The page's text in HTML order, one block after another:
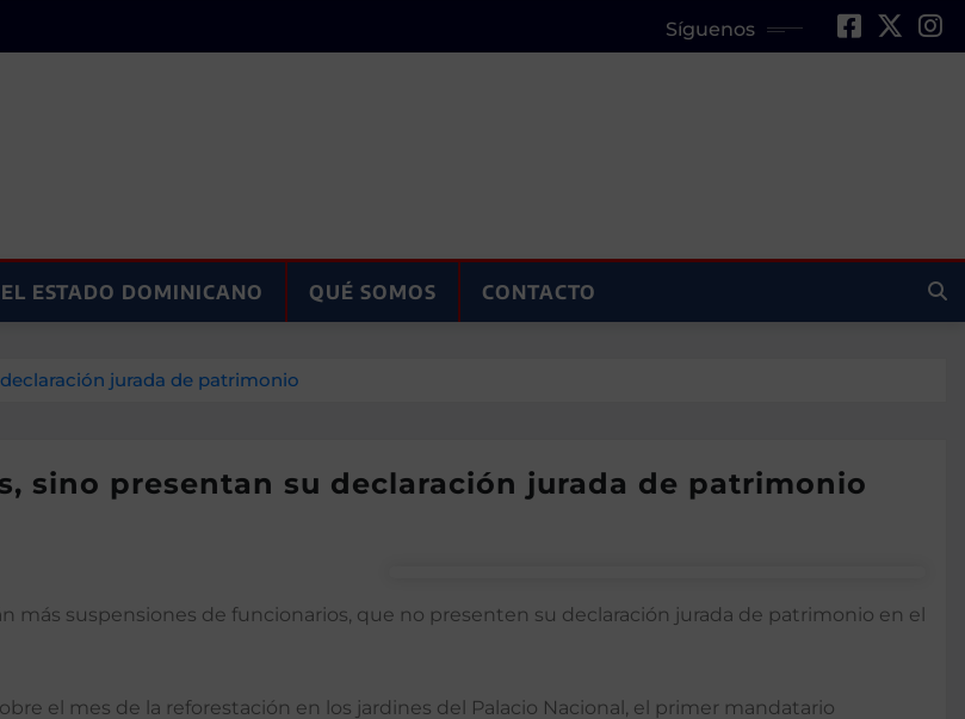
Síguenos
ESTADO DOMINICANO QUÉ SOMOS CONTACTO
jurada de patrimonio
sino presentan su declaración jurada de patrimonio
suspensiones de funcionarios, que no presenten su declaración jurada de patrimonio en el
el mes de la reforestación en los jardines del Palacio Nacional, el primer mandatario